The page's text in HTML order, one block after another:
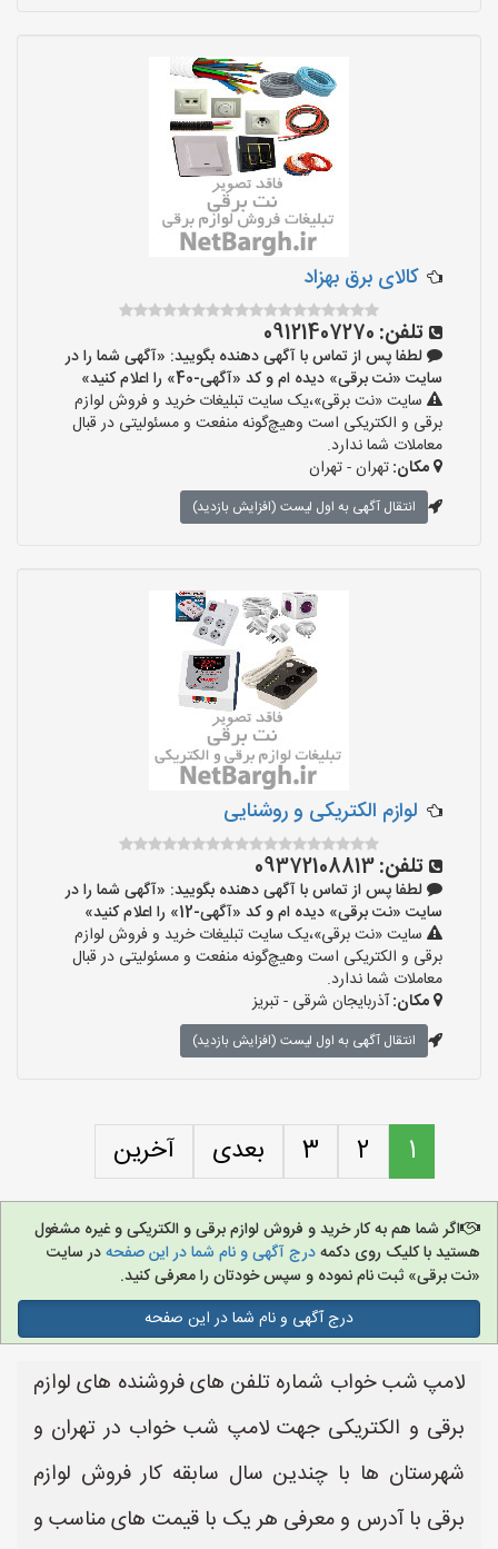
کالای برق بهزاد
تلفن: 09121407270
لطفا پس از تماس با آگهی دهنده بگویید: «آگهی شما را در
سایت «نت برقی» دیده ام و کد «آگهی-40» را اعلام کنید»
سایت «نت برقی»،یک سایت تبلیغات خرید و فروش لوازم
برقی و الکتریکی است وهیچ‌گونه منفعت و مسئولیتی در قبال
معاملات شما ندارد.
مکان:تهران - تهران
انتقال آگهی به اول لیست (افزایش بازدید)
لوازم الکتریکی و روشنایی
تلفن:09372108813
لطفا پس از تماس با آگهی دهنده بگویید: «آگهی شما را در
سایت «نت برقی» دیده ام و کد «آگهی-12» را اعلام کنید»
سایت «نت برقی»،یک سایت تبلیغات خرید و فروش لوازم
برقی و الکتریکی است وهیچ‌گونه منفعت و مسئولیتی در قبال
معاملات شما ندارد.
مکان:آذربایجان شرقی - تبریز
انتقال آگهی به اول لیست (افزایش بازدید)
1
2
3 بعدی آخرین
اگر شما هم به کار خرید و فروش لوازم برقی و الکتریکی و غیره مشغول
هستید با کلیک روی دکمهدرج آگهی و نام شما در این صفحهدر سایت
«نت برقی» ثبت نام نموده و سپس خودتان را معرفی کنید.
درج آگهی و نام شما در این صفحه
لامپ شب خواب شماره تلفن های فروشنده های لوازم
برقی و الکتریکی جهت لامپ شب خواب در تهران و
شهرستان ها با چندین سال سابقه کار فروش لوازم
برقی با آدرس و معرفی هر یک با قیمت های مناسب و